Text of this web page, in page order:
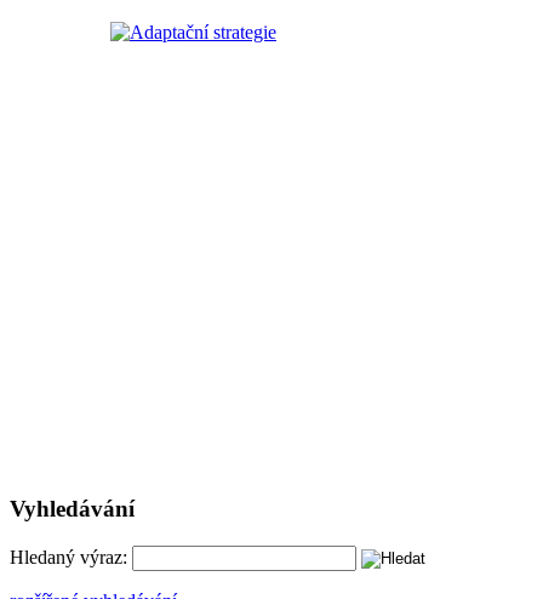
Vyhledávání
Hledaný výraz: